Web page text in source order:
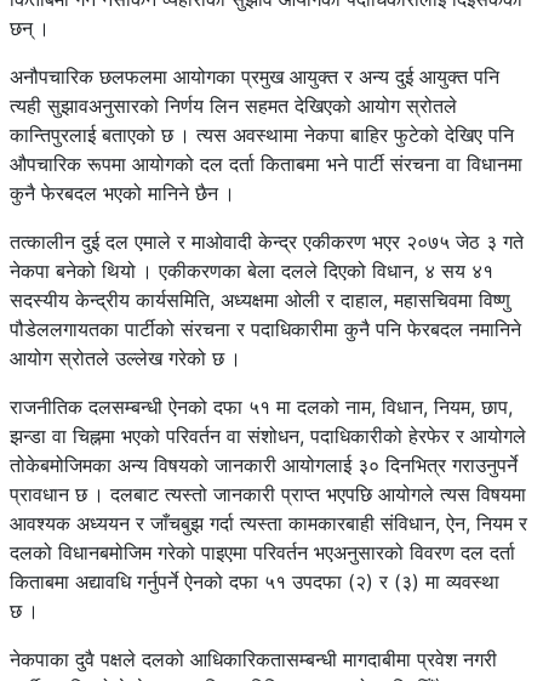
छन् ।
अनौपचारिक छलफलमा आयोगका प्रमुख आयुक्त र अन्य दुई आयुक्त पनि
त्यही सुझावअनुसारको निर्णय लिन सहमत देखिएको आयोग स्रोतले
कान्तिपुरलाई बताएको छ । त्यस अवस्थामा नेकपा बाहिर फुटेको देखिए पनि
औपचारिक रूपमा आयोगको दल दर्ता किताबमा भने पार्टी संरचना वा विधानमा
कुनै फेरबदल भएको मानिने छैन ।
तत्कालीन दुई दल एमाले र माओवादी केन्द्र एकीकरण भएर २०७५ जेठ ३ गते
नेकपा बनेको थियो । एकीकरणका बेला दलले दिएको विधान, ४ सय ४१
सदस्यीय केन्द्रीय कार्यसमिति, अध्यक्षमा ओली र दाहाल, महासचिवमा विष्णु
पौडेललगायतका पार्टीको संरचना र पदाधिकारीमा कुनै पनि फेरबदल नमानिने
आयोग स्रोतले उल्लेख गरेको छ ।
राजनीतिक दलसम्बन्धी ऐनको दफा ५१ मा दलको नाम, विधान, नियम, छाप,
झन्डा वा चिह्नमा भएको परिवर्तन वा संशोधन, पदाधिकारीको हेरफेर र आयोगले
तोकेबमोजिमका अन्य विषयको जानकारी आयोगलाई ३० दिनभित्र गराउनुपर्ने
प्रावधान छ । दलबाट त्यस्तो जानकारी प्राप्त भएपछि आयोगले त्यस विषयमा
आवश्यक अध्ययन र जाँचबुझ गर्दा त्यस्ता कामकारबाही संविधान, ऐन, नियम र
दलको विधानबमोजिम गरेको पाइएमा परिवर्तन भएअनुसारको विवरण दल दर्ता
किताबमा अद्यावधि गर्नुपर्ने ऐनको दफा ५१ उपदफा (२) र (३) मा व्यवस्था
छ ।
नेकपाका दुवै पक्षले दलको आधिकारिकतासम्बन्धी मागदाबीमा प्रवेश नगरी